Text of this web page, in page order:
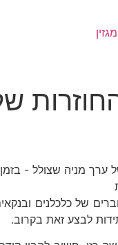
מגזין
מניה שצולל -
של כלכלנים
לבצע זאת בקרוב.